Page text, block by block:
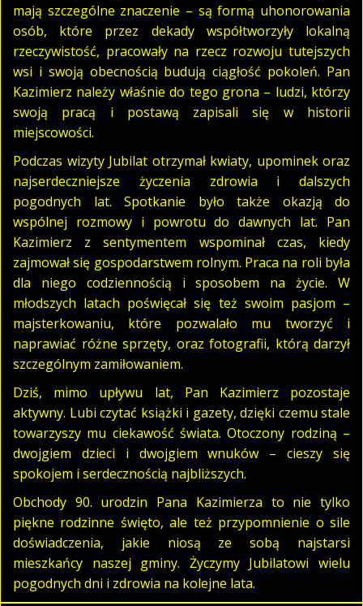
mają szczególne znaczenie – są formą uhonorowania
osób, które przez dekady współtworzyły lokalną
rzeczywistość, pracowały na rzecz rozwoju tutejszych
wsi i swoją obecnością budują ciągłość pokoleń. Pan
Kazimierz należy właśnie do tego grona – ludzi, którzy
swoją pracą i postawą zapisali się w historii
miejscowości.
Podczas wizyty Jubilat otrzymał kwiaty, upominek oraz
najserdeczniejsze życzenia zdrowia i dalszych
pogodnych lat. Spotkanie było także okazją do
wspólnej rozmowy i powrotu do dawnych lat. Pan
Kazimierz z sentymentem wspominał czas, kiedy
zajmował się gospodarstwem rolnym. Praca na roli była
dla niego codziennością i sposobem na życie. W
młodszych latach poświęcał się też swoim pasjom –
majsterkowaniu, które pozwalało mu tworzyć i
naprawiać różne sprzęty, oraz fotografii, którą darzył
szczególnym zamiłowaniem.
Dziś, mimo upływu lat, Pan Kazimierz pozostaje
aktywny. Lubi czytać książki i gazety, dzięki czemu stale
towarzyszy mu ciekawość świata. Otoczony rodziną –
dwojgiem dzieci i dwojgiem wnuków – cieszy się
spokojem i serdecznością najbliższych.
Obchody 90. urodzin Pana Kazimierza to nie tylko
piękne rodzinne święto, ale też przypomnienie o sile
doświadczenia, jakie niosą ze sobą najstarsi
mieszkańcy naszej gminy. Życzymy Jubilatowi wielu
pogodnych dni i zdrowia na kolejne lata.